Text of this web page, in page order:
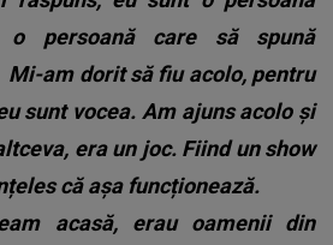
o persoană care să spună
Mi-am dorit să fiu acolo, pentru
sunt vocea. Am ajuns acolo și
era un joc. Fiind un show
că așa funcționează.
acasă, erau oamenii din